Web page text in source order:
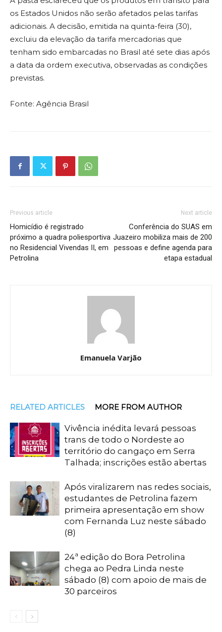
os Estados Unidos não serão afetados pelas tarifas
adicionais. A decisão, emitida na quinta-feira (30),
excluiu da elevação da tarifa mercadorias que
tenham sido embarcadas no Brasil até sete dias após
a data da ordem executiva, observadas as condições
previstas.
Fonte: Agência Brasil
Previous article
Homicídio é registrado
próximo a quadra poliesportiva
no Residencial Vivendas II, em
Petrolina
Next article
Conferência do SUAS em
Juazeiro mobiliza mais de 200
pessoas e define agenda para
etapa estadual
Emanuela Varjão
RELATED ARTICLES MORE FROM AUTHOR
Vivência inédita levará pessoas
trans de todo o Nordeste ao
território do cangaço em Serra
Talhada; inscrições estão abertas
Após viralizarem nas redes sociais,
estudantes de Petrolina fazem
primeira apresentação em show
com Fernanda Luz neste sábado
(8)
24ª edição do Bora Petrolina
chega ao Pedra Linda neste
sábado (8) com apoio de mais de
30 parceiros